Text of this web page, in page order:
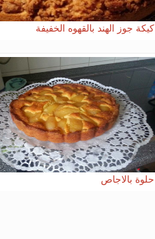
كيكة جوز الهند بالقهوه الخفيفة
حلوة بالاجاص